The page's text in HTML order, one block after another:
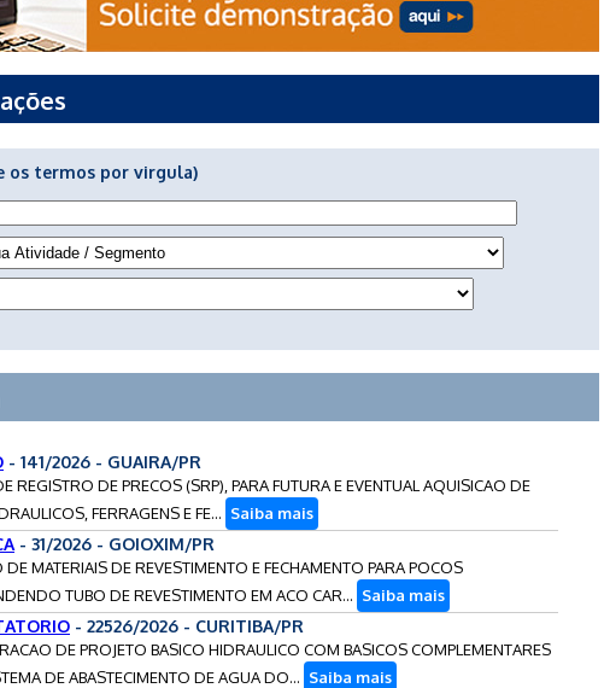
os termos por virgula)
- 141/2026 - GUAIRA/PR
REGISTRO DE PRECOS (SRP), PARA FUTURA E EVENTUAL AQUISICAO DE
FERRAGENS E FE... Saiba mais
- 31/2026 - GOIOXIM/PR
MATERIAIS DE REVESTIMENTO E FECHAMENTO PARA POCOS
TUBO DE REVESTIMENTO EM ACO CAR... Saiba mais
- 22526/2026 - CURITIBA/PR
DE PROJETO BASICO HIDRAULICO COM BASICOS COMPLEMENTARES
DE ABASTECIMENTO DE AGUA DO... Saiba mais